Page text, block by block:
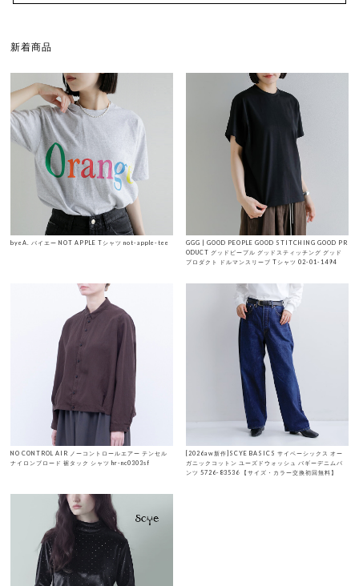
新着商品
byeA. バイエー NOT APPLE Tシャツ not-apple-tee
GGG | GOOD PEOPLE GOOD STITCHING GOOD PR
ODUCT グッドピープル グッドスティッチング グッド
プロダクト ドルマンスリーブ Tシャツ 02-01-1494
NO CONTROL AIR ノーコントロールエアー テンセル
ナイロンブロード 裾タック シャツ hr-nc0303sf
[2026aw新作]SCYE BASICS サイベーシックス オー
ガニックコットン ユーズドウォッシュ バギーデニムパ
ンツ 5726-83536 【サイズ・カラー交換初回無料】